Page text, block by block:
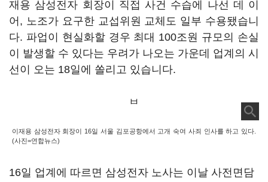
재용 삼성전자 회장이 직접 사건 수습에 나선 데 이
어, 노조가 요구한 교섭위원 교체도 일부 수용됐습니
다. 파업이 현실화할 경우 최대 100조원 규모의 손실
이 발생할 수 있다는 우려가 나오는 가운데 업계의 시
선이 오는 18일에 쏠리고 있습니다.
ㅂ
이재용 삼성전자 회장이 16일 서울 김포공항에서 고개 숙여 사죄 인사를 하고 있다.
(사진=연합뉴스)
16일 업계에 따르면 삼성전자 노사는 이날 사전면담